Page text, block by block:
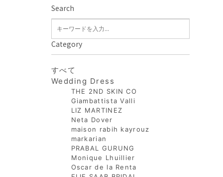
Search
Category
すべて
Wedding Dress
THE 2ND SKIN CO
Giambattista Valli
LIZ MARTINEZ
Neta Dover
maison rabih kayrouz
markarian
PRABAL GURUNG
Monique Lhuillier
Oscar de la Renta